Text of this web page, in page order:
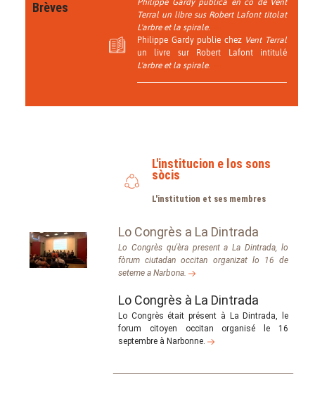
Brèves
Philippe Gardy publica en cò de Vent
Terral un libre sus Robert Lafont titolat
L'arbre et la spirale.
Philippe Gardy publie chez Vent Terral
un livre sur Robert Lafont intitulé
L'arbre et la spirale.
L'institucion e los sons
sòcis
L'institution et ses membres
Lo Congrès a La Dintrada
Lo Congrès qu'èra present a La Dintrada, lo
fòrum ciutadan occitan organizat lo 16 de
seteme a Narbona.
Lo Congrès à La Dintrada
Lo Congrès était présent à La Dintrada, le
forum citoyen occitan organisé le 16
septembre à Narbonne.